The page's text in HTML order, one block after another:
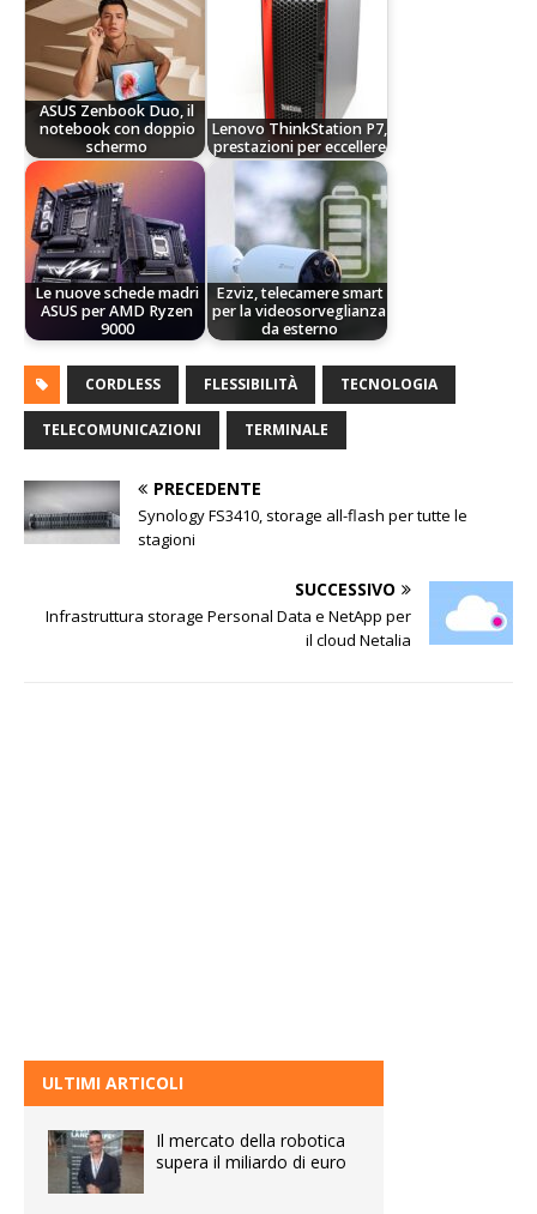
ASUS Zenbook Duo, il
notebook con doppio
schermo
Lenovo ThinkStation P7,
prestazioni per eccellere
Le nuove schede madri
ASUS per AMD Ryzen
9000
Ezviz, telecamere smart
per la videosorveglianza
da esterno
CORDLESS FLESSIBILITÀ TECNOLOGIA
TELECOMUNICAZIONI TERMINALE
PRECEDENTE
Synology FS3410, storage all-flash per tutte le
stagioni
SUCCESSIVO
Infrastruttura storage Personal Data e NetApp per
il cloud Netalia
ULTIMI ARTICOLI
Il mercato della robotica
supera il miliardo di euro